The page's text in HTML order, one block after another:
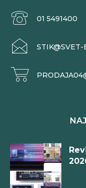
01 5491400
STIK@SVET-